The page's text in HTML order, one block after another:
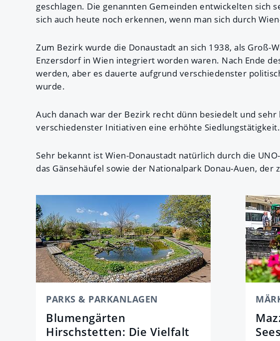
geschlagen. Die genannten Gemeinden entwickelten sich
sich auch heute noch erkennen, wenn man sich durch
Zum Bezirk wurde die Donaustadt an sich 1938, als
Enzersdorf in Wien integriert worden waren. Nach Ende
werden, aber es dauerte aufgrund verschiedenster
wurde.
Auch danach war der Bezirk recht dünn besiedelt und
verschiedenster Initiativen eine erhöhte Siedlungstätigkeit.
Sehr bekannt ist Wien-Donaustadt natürlich durch die
das Gänsehäufel sowie der Nationalpark Donau-Auen,
PARKS & PARKANLAGEN
Blumengärten
Hirschstetten: Die Vielfalt